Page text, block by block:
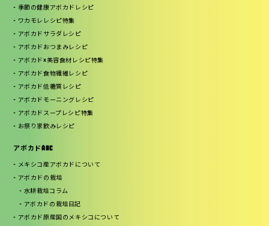
季節の健康アボカドレシピ
ワカモレレシピ特集
アボカドサラダレシピ
アボカドおつまみレシピ
アボカド×美容食材レシピ特集
アボカド食物繊維レシピ
アボカド低糖質レシピ
アボカドモーニングレシピ
アボカドスープレシピ特集
お祭り家飲みレシピ
アボカドABC
メキシコ産アボカドについて
アボカドの栽培
水耕栽培コラム
アボカドの栽培日記
アボカド原産国のメキシコについて